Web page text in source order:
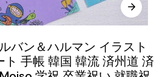
バン＆ハルマン イラスト
ト 手帳 韓国 韓流 済州道 済